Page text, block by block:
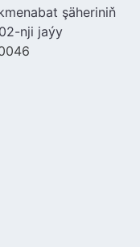
şäheriniň
nji jaýy